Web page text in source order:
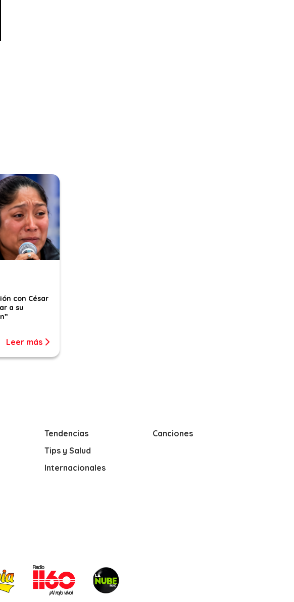
con César
a su
Leer más
Tendencias
Tips y Salud
Internacionales
Canciones